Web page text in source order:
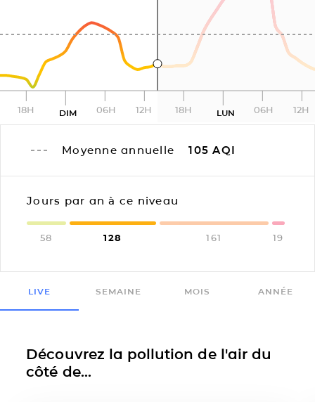
18H DIM 06H 12H 18H LUN 06H 12H
Moyenne annuelle 105 AQI
Jours par an à ce niveau
58 128 161 19
LIVE SEMAINE MOIS ANNÉE
Découvrez la pollution de l'air du
côté de...